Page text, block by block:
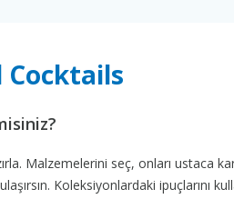
Cocktails
Malzemelerini seç, onları ustaca
Koleksiyonlardaki ipuçlarını